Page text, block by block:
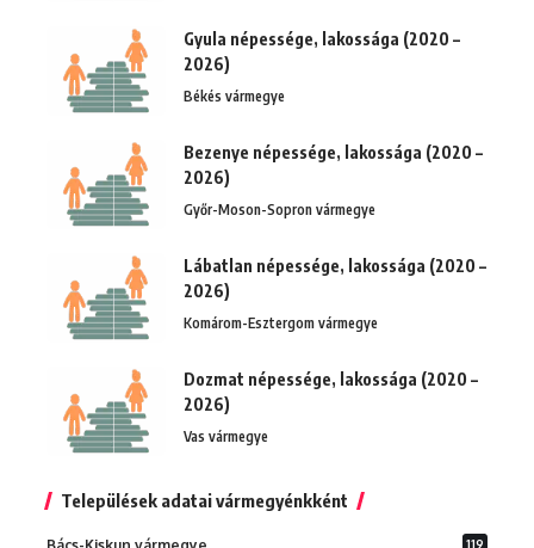
Gyula népessége, lakossága (2020 –
2026)
Békés vármegye
Bezenye népessége, lakossága (2020 –
2026)
Győr-Moson-Sopron vármegye
Lábatlan népessége, lakossága (2020 –
2026)
Komárom-Esztergom vármegye
Dozmat népessége, lakossága (2020 –
2026)
Vas vármegye
Települések adatai vármegyénkként
119